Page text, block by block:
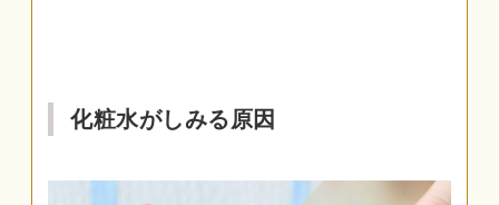
化粧水がしみる原因